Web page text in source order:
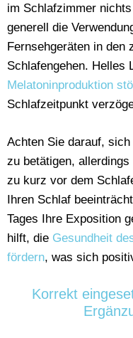
im Schlafzimmer
generell die
Fernsehgeräten in den
Schlafengehen. Helles
Melatoninproduktion
Schlafzeitpunkt
Achten Sie darauf,
zu betätigen,
zu kurz vor dem
Ihren Schlaf
Tages Ihre Exposition
hilft, die Gesundheit
fördern, was sich
Korrekt